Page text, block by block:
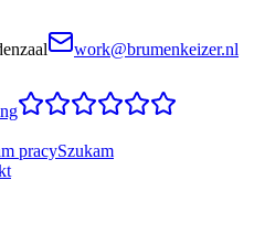
work@brumenkeizer.nl
pracySzukam